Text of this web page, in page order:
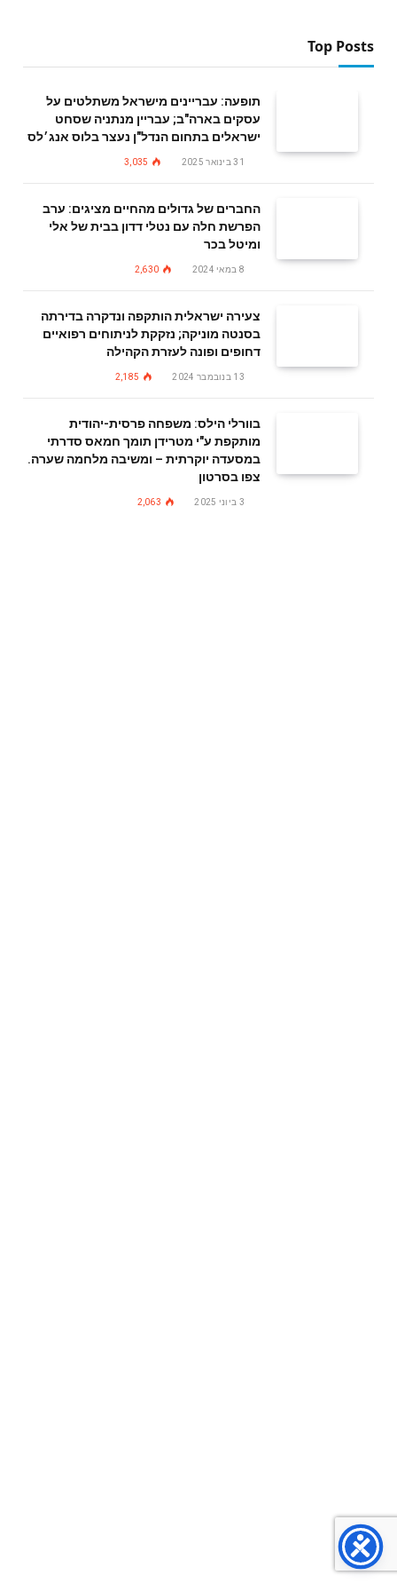
Top Posts
תופעה: עבריינים מישראל משתלטים על
עסקים בארה"ב; עבריין מנתניה שסחט
ישראלים בתחום הנדל"ן נעצר בלוס אנג׳לס
31 בינואר 2025 3,035
החברים של גדולים מהחיים מציגים: ערב
הפרשת חלה עם נטלי דדון בבית של אלי
ומיטל בכר
8 במאי 2024 2,630
צעירה ישראלית הותקפה ונדקרה בדירתה
בסנטה מוניקה; נזקקת לניתוחים רפואיים
דחופים ופונה לעזרת הקהילה
13 בנובמבר 2024 2,185
בוורלי הילס: משפחה פרסית-יהודית
מותקפת ע"י מטרידן תומך חמאס סדרתי
במסעדה יוקרתית – ומשיבה מלחמה שערה.
צפו בסרטון
3 ביוני 2025 2,063